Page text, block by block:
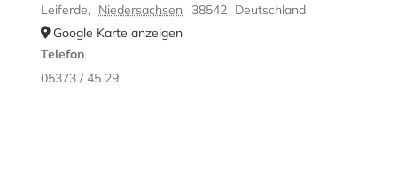
Leiferde, Niedersachsen 38542 Deutschland
Google Karte anzeigen
Telefon
05373 / 45 29